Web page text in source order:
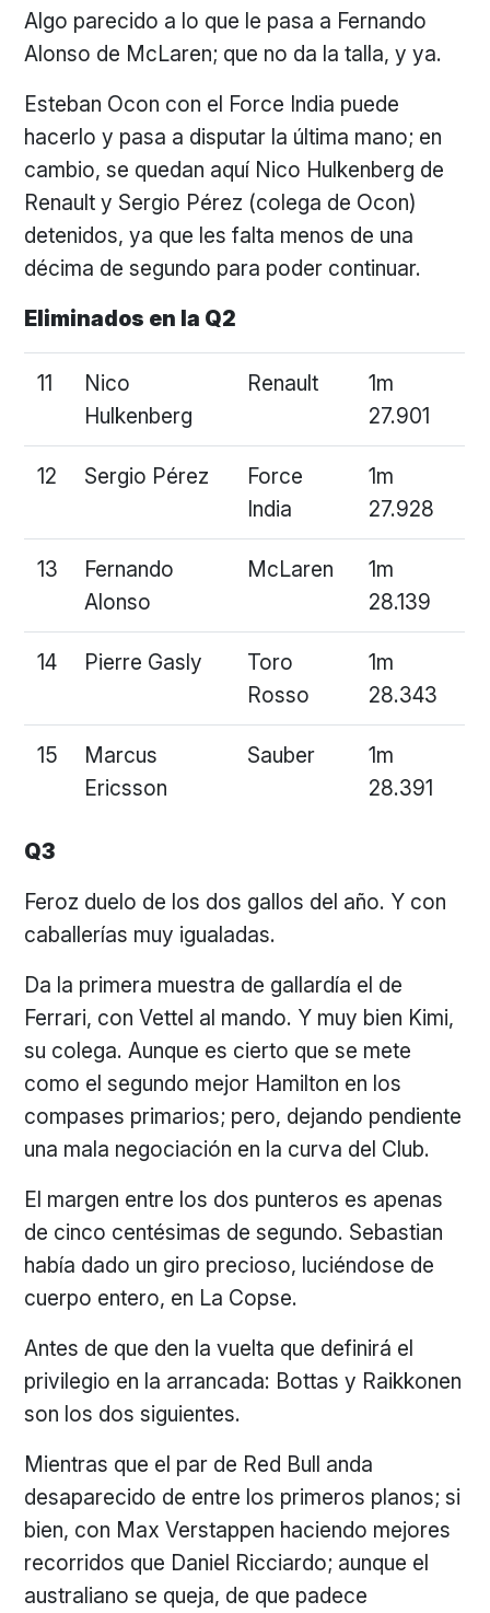
Algo parecido a lo que le pasa a Fernando
Alonso de McLaren; que no da la talla, y ya.
Esteban Ocon con el Force India puede
hacerlo y pasa a disputar la última mano; en
cambio, se quedan aquí Nico Hulkenberg de
Renault y Sergio Pérez (colega de Ocon)
detenidos, ya que les falta menos de una
décima de segundo para poder continuar.
Eliminados en la Q2
11
Nico
Hulkenberg
Renault
1m
27.901
12 Sergio Pérez
Force
India
1m
27.928
13
Fernando
Alonso
McLaren
1m
28.139
14 Pierre Gasly
Toro
Rosso
1m
28.343
15
Marcus
Ericsson
Sauber
1m
28.391
Q3
Feroz duelo de los dos gallos del año. Y con
caballerías muy igualadas.
Da la primera muestra de gallardía el de
Ferrari, con Vettel al mando. Y muy bien Kimi,
su colega. Aunque es cierto que se mete
como el segundo mejor Hamilton en los
compases primarios; pero, dejando pendiente
una mala negociación en la curva del Club.
El margen entre los dos punteros es apenas
de cinco centésimas de segundo. Sebastian
había dado un giro precioso, luciéndose de
cuerpo entero, en La Copse.
Antes de que den la vuelta que definirá el
privilegio en la arrancada: Bottas y Raikkonen
son los dos siguientes.
Mientras que el par de Red Bull anda
desaparecido de entre los primeros planos; si
bien, con Max Verstappen haciendo mejores
recorridos que Daniel Ricciardo; aunque el
australiano se queja, de que padece